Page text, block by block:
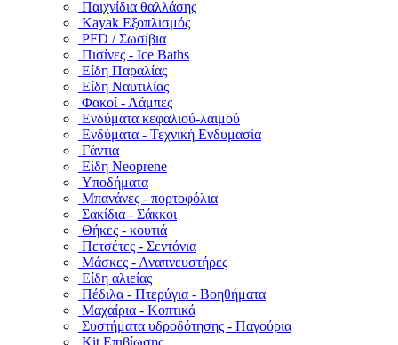
Παιχνίδια θαλλάσης
Kayak Εξοπλισμός
PFD / Σωσίβια
Πισίνες - Ice Baths
Είδη Παραλίας
Είδη Ναυτιλίας
Φακοί - Λάμπες
Ενδύματα κεφαλιού-λαιμού
Ενδύματα - Τεχνική Ενδυμασία
Γάντια
Είδη Neoprene
Υποδήματα
Μπανάνες - πορτοφόλια
Σακίδια - Σάκκοι
Θήκες - κουτιά
Πετσέτες - Σεντόνια
Μάσκες - Αναπνευστήρες
Είδη αλιείας
Πέδιλα - Πτερύγια - Βοηθήματα
Μαχαίρια - Κοπτικά
Συστήματα υδροδότησης - Παγούρια
Kit Επιβίωσης